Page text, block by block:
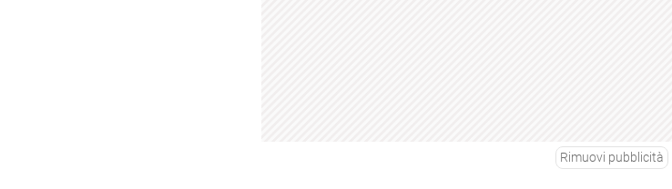
Rimuovi pubblicità